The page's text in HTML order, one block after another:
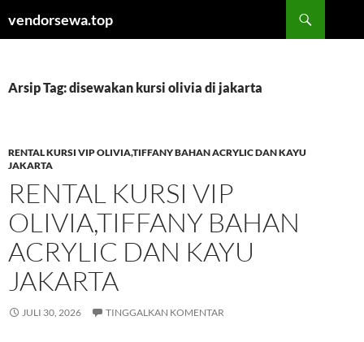
kevendorsewa.top
Arsip Tag: disewakan kursi olivia di jakarta
RENTAL KURSI VIP OLIVIA,TIFFANY BAHAN ACRYLIC DAN KAYU
JAKARTA
RENTAL KURSI VIP
OLIVIA,TIFFANY BAHAN
ACRYLIC DAN KAYU
JAKARTA
JULI 30, 2026 TINGGALKAN KOMENTAR